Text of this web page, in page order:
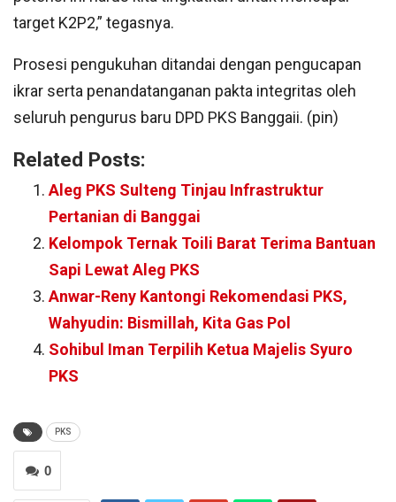
target K2P2,” tegasnya.
Prosesi pengukuhan ditandai dengan pengucapan
ikrar serta penandatanganan pakta integritas oleh
seluruh pengurus baru DPD PKS Banggaii. (pin)
Related Posts:
Aleg PKS Sulteng Tinjau Infrastruktur
Pertanian di Banggai
Kelompok Ternak Toili Barat Terima Bantuan
Sapi Lewat Aleg PKS
Anwar-Reny Kantongi Rekomendasi PKS,
Wahyudin: Bismillah, Kita Gas Pol
Sohibul Iman Terpilih Ketua Majelis Syuro
PKS
PKS
0